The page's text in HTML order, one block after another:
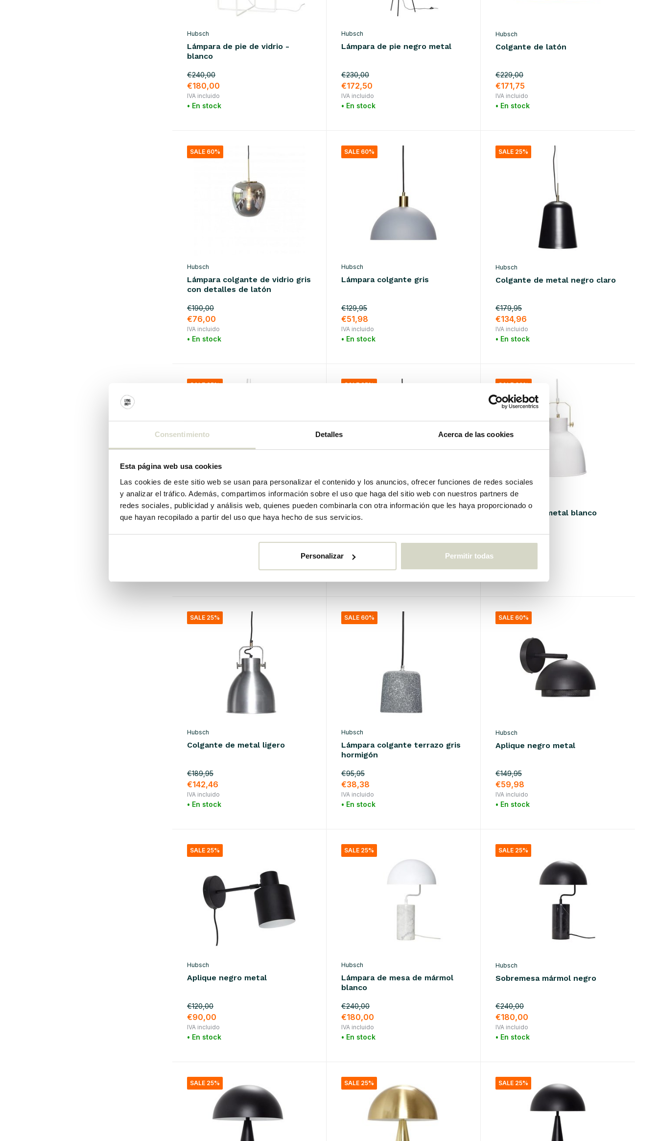
Consentimiento Detalles Acerca de las cookies
Esta página web usa cookies
Las cookies de este sitio web se usan para personalizar el contenido y los anuncios, ofrecer funciones de redes sociales
y analizar el tráfico. Además, compartimos información sobre el uso que haga del sitio web con nuestros partners de
redes sociales, publicidad y análisis web, quienes pueden combinarla con otra información que les haya proporcionado o
que hayan recopilado a partir del uso que haya hecho de sus servicios.
Personalizar Permitir todas
Hubsch
Lámpara de pie de vidrio -
blanco
€240,00
€180,00
IVA incluido
• En stock
Hubsch
Lámpara de pie negro metal
€230,00
€172,50
IVA incluido
• En stock
Hubsch
Colgante de latón
€229,00
€171,75
IVA incluido
• En stock
SALE 60%
Hubsch
Lámpara colgante de vidrio gris
con detalles de latón
€190,00
€76,00
IVA incluido
• En stock
SALE 60%
Hubsch
Lámpara colgante gris
€129,95
€51,98
IVA incluido
• En stock
SALE 25%
Hubsch
Colgante de metal negro claro
€179,95
€134,96
IVA incluido
• En stock
SALE 25%
Colgante de metal blanco
SALE 25%
Hubsch
Lámpara de humo colgante con
detalles de latón
€310,00
IVA incluido
• En stock
SALE 60%
Colgante de metal blanco
• En stock
SALE 25%
Hubsch
Colgante de metal ligero
€189,95
€142,46
IVA incluido
• En stock
SALE 60%
Hubsch
Lámpara colgante terrazo gris
hormigón
€95,95
€38,38
IVA incluido
• En stock
SALE 60%
Hubsch
Aplique negro metal
€149,95
€59,98
IVA incluido
• En stock
SALE 25%
Hubsch
Aplique negro metal
€120,00
€90,00
IVA incluido
• En stock
SALE 25%
Hubsch
Lámpara de mesa de mármol
blanco
€240,00
€180,00
IVA incluido
• En stock
SALE 25%
Hubsch
Sobremesa mármol negro
€240,00
€180,00
IVA incluido
• En stock
SALE 25% SALE 25% SALE 25%